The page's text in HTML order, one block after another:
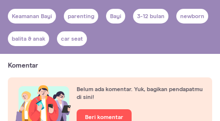
Keamanan Bayi parenting Bayi 3-12 bulan newborn
balita & anak car seat
Komentar
Belum ada komentar. Yuk, bagikan pendapatmu
di sini!
Beri komentar